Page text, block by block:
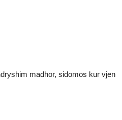
madhor, sidomos kur vjen